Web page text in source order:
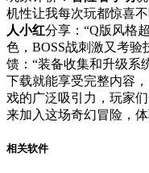
机性让我每次玩都惊喜
人小红分享：“Q版风格
色，BOSS战刺激又考验
馈：“装备收集和升级系
下载就能享受完整内容
戏的广泛吸引力，玩家
来加入这场奇幻冒险，体
相关软件